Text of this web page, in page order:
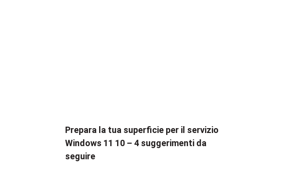
Prepara la tua superficie per il servizio
Windows 11 10 – 4 suggerimenti da
seguire